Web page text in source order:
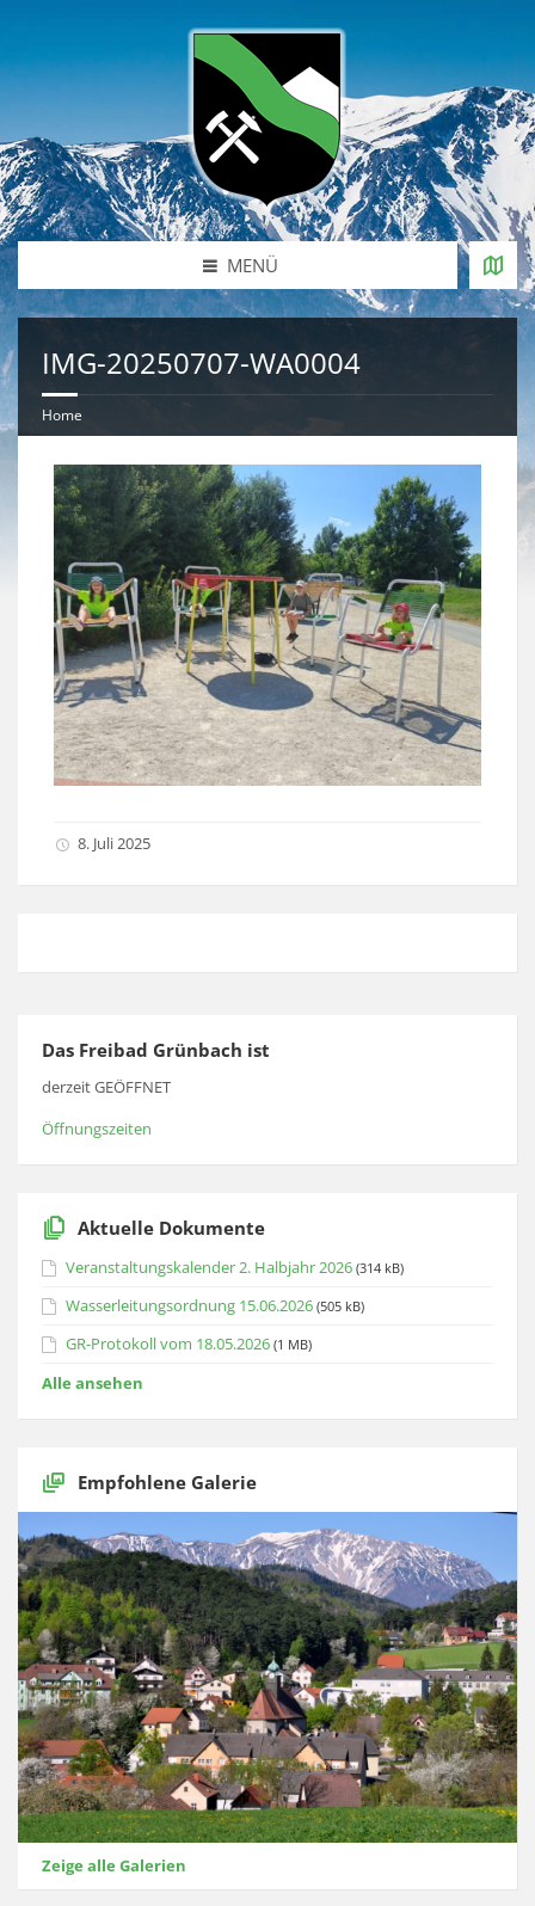
MENÜ
IMG-20250707-WA0004
Home
8. Juli 2025
Das Freibad Grünbach ist
derzeit GEÖFFNET
Öffnungszeiten
Aktuelle Dokumente
Veranstaltungskalender 2. Halbjahr 2026 (314 kB)
Wasserleitungsordnung 15.06.2026 (505 kB)
GR-Protokoll vom 18.05.2026 (1 MB)
Alle ansehen
Empfohlene Galerie
Zeige alle Galerien